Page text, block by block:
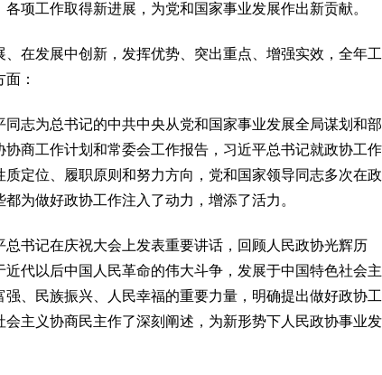
项工作取得新进展，为党和国家事业发展作出新贡献。
发展中创新，发挥优势、突出重点、增强实效，全年工
：
为总书记的中共中央从党和国家事业发展全局谋划和部
商工作计划和常委会工作报告，习近平总书记就政协工作
定位、履职原则和努力方向，党和国家领导同志多次在政
为做好政协工作注入了动力，增添了活力。
书记在庆祝大会上发表重要讲话，回顾人民政协光辉历
代以后中国人民革命的伟大斗争，发展于中国特色社会主
、民族振兴、人民幸福的重要力量，明确提出做好政协工
主义协商民主作了深刻阐述，为新形势下人民政协事业发